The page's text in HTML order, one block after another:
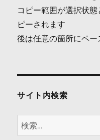
ゲ
ー
ョ
ン
コピー範囲が選択状
ピーされます
後は任意の箇所にペ
サイト内検索
検
索: